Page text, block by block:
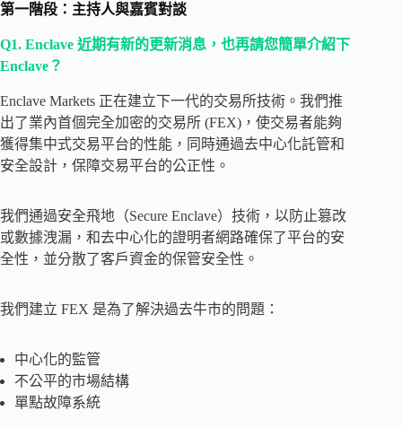
第一階段：主持人與嘉賓對談
Q1. Enclave 近期有新的更新消息，也再請您簡單介紹下
Enclave？
Enclave Markets 正在建立下一代的交易所技術。我們推
出了業內首個完全加密的交易所 (FEX)，使交易者能夠
獲得集中式交易平台的性能，同時通過去中心化託管和
安全設計，保障交易平台的公正性。
我們通過安全飛地（Secure Enclave）技術，以防止篡改
或數據洩漏，和去中心化的證明者網路確保了平台的安
全性，並分散了客戶資金的保管安全性。
我們建立 FEX 是為了解決過去牛市的問題：
中心化的監管
不公平的市場結構
單點故障系統